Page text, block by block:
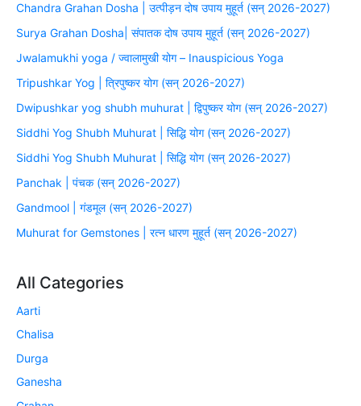
Chandra Grahan Dosha | उत्पीड़न दोष उपाय मुहूर्त (सन् 2026-2027)
Surya Grahan Dosha| संपातक दोष उपाय मुहूर्त (सन् 2026-2027)
Jwalamukhi yoga / ज्वालामुखी योग – Inauspicious Yoga
Tripushkar Yog | त्रिपुष्कर योग (सन् 2026-2027)
Dwipushkar yog shubh muhurat | द्विपुष्कर योग (सन् 2026-2027)
Siddhi Yog Shubh Muhurat | सिद्धि योग (सन् 2026-2027)
Siddhi Yog Shubh Muhurat | सिद्धि योग (सन् 2026-2027)
Panchak | पंचक (सन् 2026-2027)
Gandmool | गंडमूल (सन् 2026-2027)
Muhurat for Gemstones | रत्न धारण मुहूर्त (सन् 2026-2027)
All Categories
Aarti
Chalisa
Durga
Ganesha